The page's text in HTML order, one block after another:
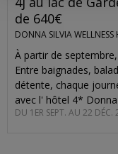
de 640€
DONNA SILVIA WELLNESS
À partir de
Entre baignades,
détente, chaque
avec l' hôtel 4*
nuits avec les petits-
DU 1ER SEPT. AU 22